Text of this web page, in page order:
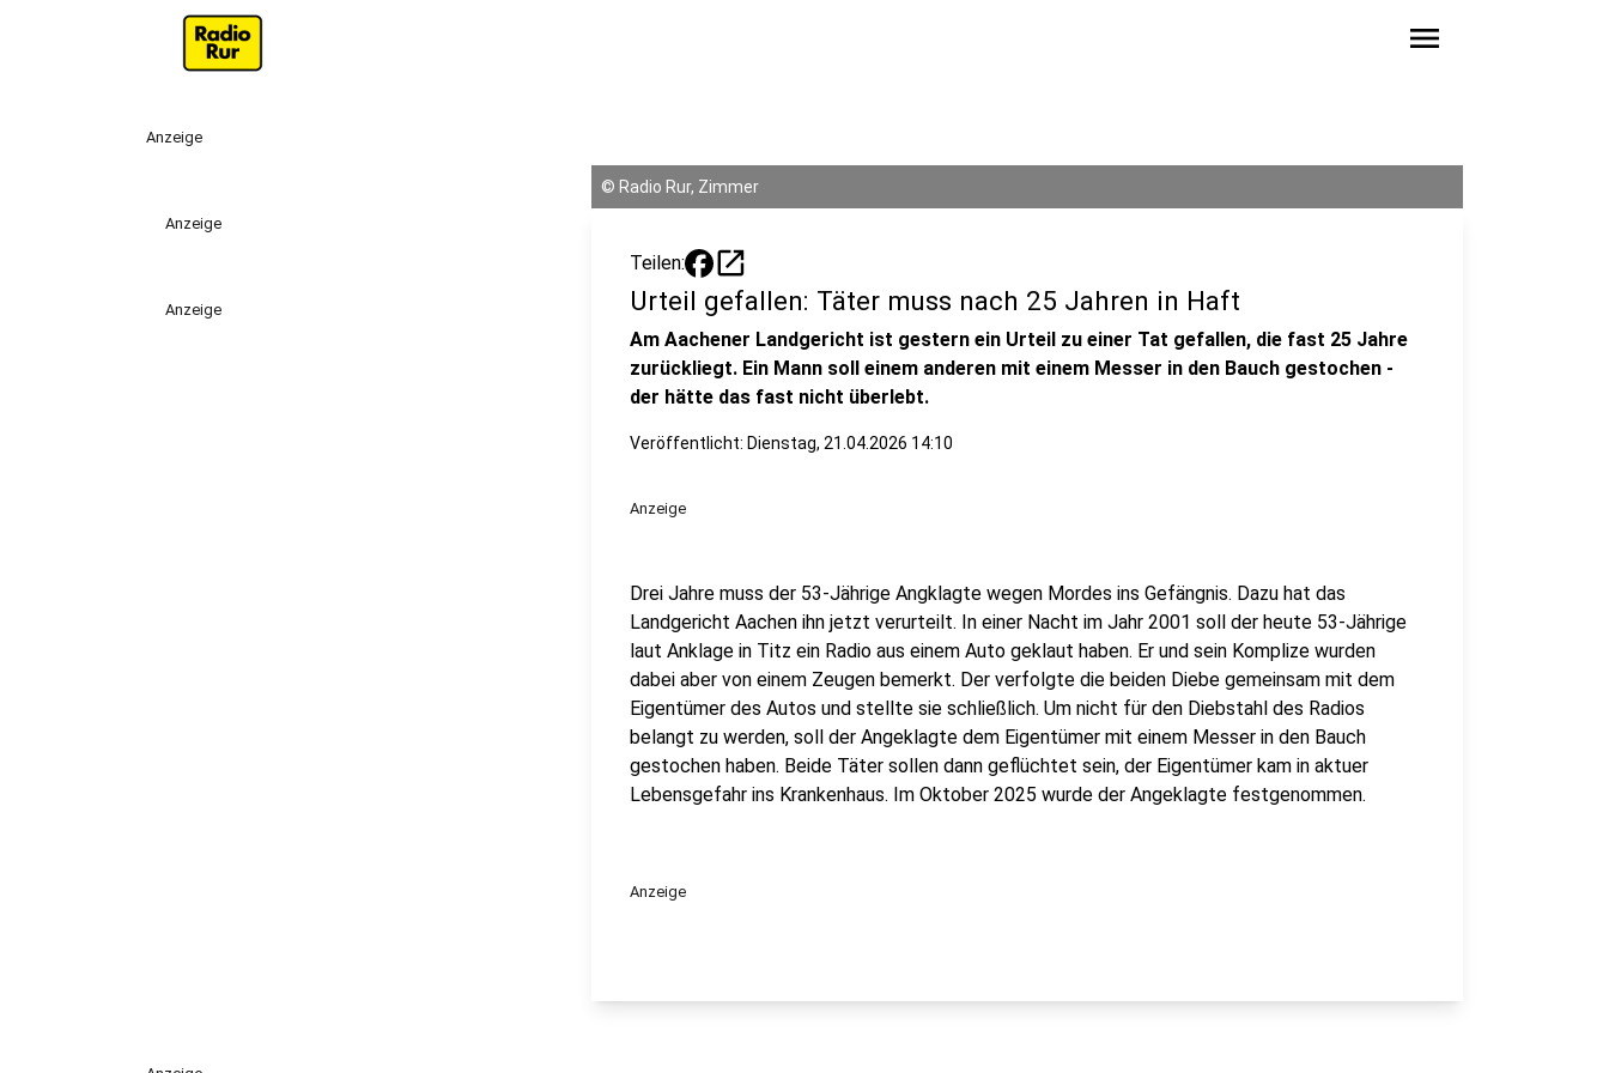
menu
Anzeige
Anzeige
Anzeige
© Radio Rur, Zimmer
Teilen: open_in_new
Urteil gefallen: Täter muss nach 25 Jahren in Haft
Am Aachener Landgericht ist gestern ein Urteil zu einer Tat gefallen, die fast 25 Jahre
zurückliegt. Ein Mann soll einem anderen mit einem Messer in den Bauch gestochen -
der hätte das fast nicht überlebt.
Veröffentlicht: Dienstag, 21.04.2026 14:10
Anzeige
Drei Jahre muss der 53-Jährige Angklagte wegen Mordes ins Gefängnis. Dazu hat das
Landgericht Aachen ihn jetzt verurteilt. In einer Nacht im Jahr 2001 soll der heute 53-Jährige
laut Anklage in Titz ein Radio aus einem Auto geklaut haben. Er und sein Komplize wurden
dabei aber von einem Zeugen bemerkt. Der verfolgte die beiden Diebe gemeinsam mit dem
Eigentümer des Autos und stellte sie schließlich. Um nicht für den Diebstahl des Radios
belangt zu werden, soll der Angeklagte dem Eigentümer mit einem Messer in den Bauch
gestochen haben. Beide Täter sollen dann geflüchtet sein, der Eigentümer kam in aktuer
Lebensgefahr ins Krankenhaus. Im Oktober 2025 wurde der Angeklagte festgenommen.
Anzeige